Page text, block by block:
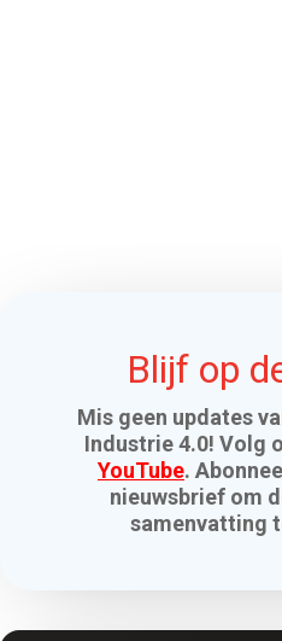
Blijf op
Mis geen updates
Industrie 4.0! Volg
YouTube.
nieuwsbrief om
samenvatting